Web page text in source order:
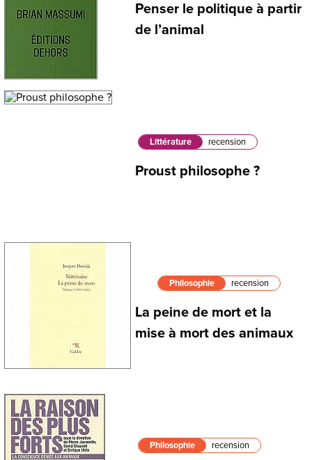
Penser le politique à partir
de l’animal
Littérature recension
Proust philosophe ?
Philosophie recension
La peine de mort et la
mise à mort des animaux
Philosophie recension